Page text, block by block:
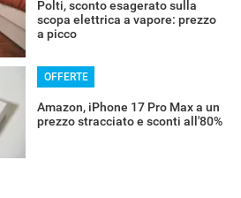
Polti, sconto esagerato sulla
scopa elettrica a vapore: prezzo
a picco
OFFERTE
Amazon, iPhone 17 Pro Max a un
prezzo stracciato e sconti all'80%